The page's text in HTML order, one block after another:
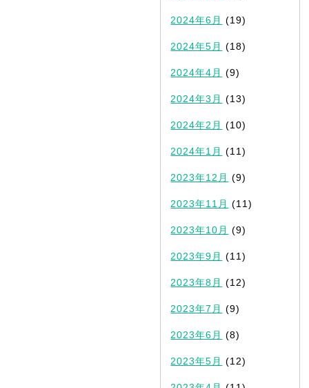
2024年6月 (19)
2024年5月 (18)
2024年4月 (9)
2024年3月 (13)
2024年2月 (10)
2024年1月 (11)
2023年12月 (9)
2023年11月 (11)
2023年10月 (9)
2023年9月 (11)
2023年8月 (12)
2023年7月 (9)
2023年6月 (8)
2023年5月 (12)